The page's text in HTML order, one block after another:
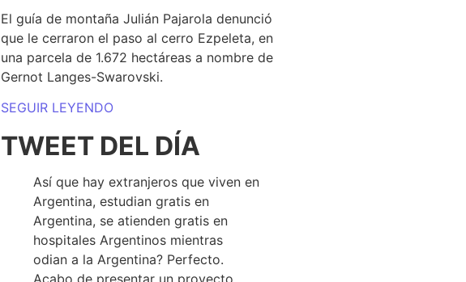
El guía de montaña Julián Pajarola denunció
que le cerraron el paso al cerro Ezpeleta, en
una parcela de 1.672 hectáreas a nombre de
Gernot Langes-Swarovski.
SEGUIR LEYENDO
TWEET DEL DÍA
Así que hay extranjeros que viven en
Argentina, estudian gratis en
Argentina, se atienden gratis en
hospitales Argentinos mientras
odian a la Argentina? Perfecto.